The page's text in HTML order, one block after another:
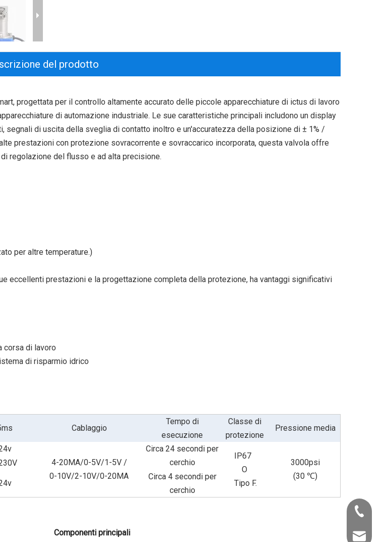
del prodotto
progettata per il controllo altamente accurato delle piccole apparecchiature di ictus di lavoro
di automazione industriale. Le sue caratteristiche principali includono un display
segnali di uscita della sveglia di contatto inoltro e un'accuratezza della posizione di ± 1% /
prestazioni con protezione sovracorrente e sovraccarico incorporata, questa valvola offre
regolazione del flusso e ad alta precisione.
per altre temperature.)
eccellenti prestazioni e la progettazione completa della protezione, ha vantaggi significativi
corsa di lavoro
di risparmio idrico
Cablaggio
Tempo di
esecuzione
Classe di
protezione
Pressione media
4-20MA/0-5V/1-5V /
0-10V/2-10V/0-20MA
Circa 24 secondi per
cerchio
IP67
O
Tipo F.
3000psi
(30 ℃)
Circa 4 secondi per
cerchio
Componenti principali
+86-22-